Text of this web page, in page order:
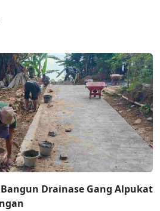
Bangun Drainase Gang Alpukat